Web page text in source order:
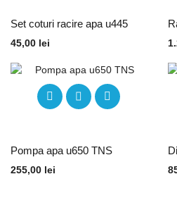
Set coturi racire apa u445
45,00 lei
Pompa apa u650 TNS
255,00 lei